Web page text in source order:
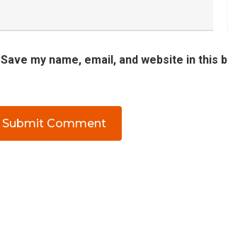
Save my name, email, and website in